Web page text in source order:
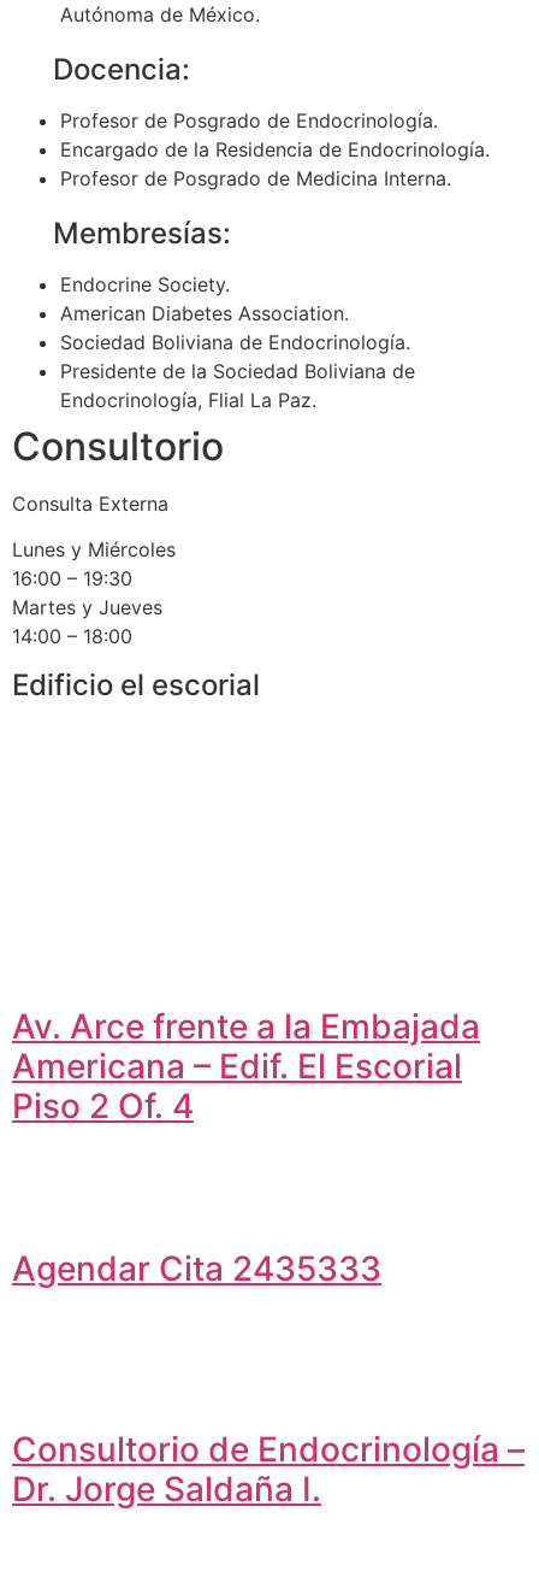
Autónoma de México.
Docencia:
Profesor de Posgrado de Endocrinología.
Encargado de la Residencia de Endocrinología.
Profesor de Posgrado de Medicina Interna.
Membresías:
Endocrine Society.
American Diabetes Association.
Sociedad Boliviana de Endocrinología.
Presidente de la Sociedad Boliviana de
Endocrinología, Flial La Paz.
Consultorio
Consulta Externa
Lunes y Miércoles
16:00 – 19:30
Martes y Jueves
14:00 – 18:00
Edificio el escorial
Av. Arce frente a la Embajada
Americana – Edif. El Escorial
Piso 2 Of. 4
Agendar Cita 2435333
Consultorio de Endocrinología –
Dr. Jorge Saldaña I.